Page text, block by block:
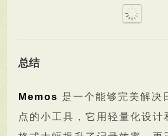
总结
Memos 是一个能够完美解决
点的小工具，它用轻量化设